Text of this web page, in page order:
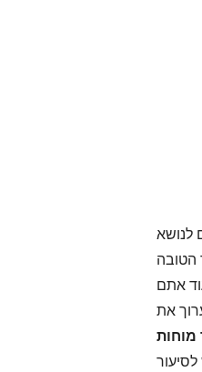
לנושא
הטובה
אתם
את
מוחות